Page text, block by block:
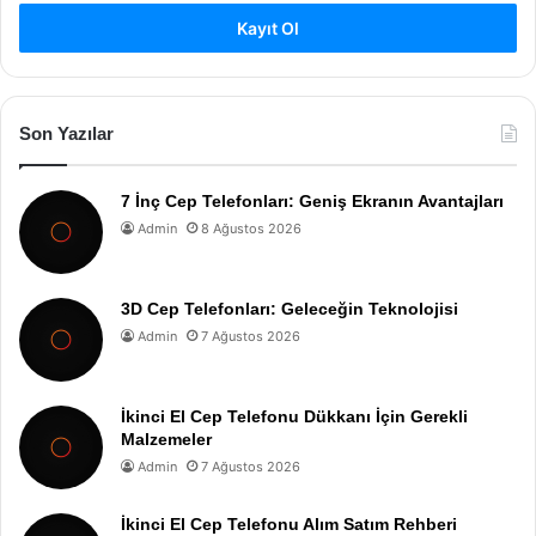
Kayıt Ol
Son Yazılar
7 İnç Cep Telefonları: Geniş Ekranın Avantajları
Admin 8 Ağustos 2026
3D Cep Telefonları: Geleceğin Teknolojisi
Admin 7 Ağustos 2026
İkinci El Cep Telefonu Dükkanı İçin Gerekli
Malzemeler
Admin 7 Ağustos 2026
İkinci El Cep Telefonu Alım Satım Rehberi